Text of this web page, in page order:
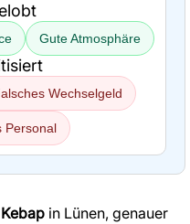
Gute Atmosphäre
Wechselgeld
Personal
in Lünen, genauer